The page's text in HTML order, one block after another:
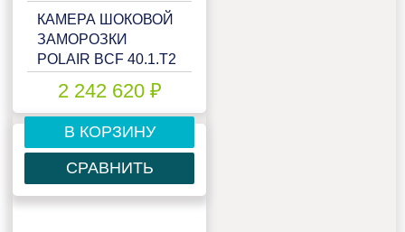
КАМЕРА ШОКОВОЙ
ЗАМОРОЗКИ
POLAIR BCF 40.1.T2
2 242 620 ₽
В КОРЗИНУ
СРАВНИТЬ